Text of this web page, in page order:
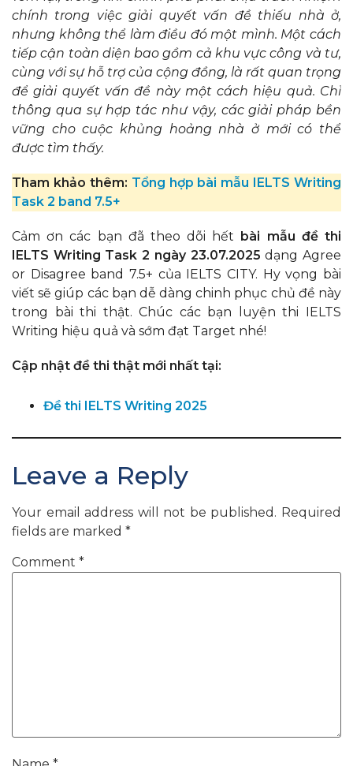
chính trong việc giải quyết vấn đề thiếu nhà ở,
nhưng không thể làm điều đó một mình. Một cách
tiếp cận toàn diện bao gồm cả khu vực công và tư,
cùng với sự hỗ trợ của cộng đồng, là rất quan trọng
để giải quyết vấn đề này một cách hiệu quả. Chỉ
thông qua sự hợp tác như vậy, các giải pháp bền
vững cho cuộc khủng hoảng nhà ở mới có thể
được tìm thấy.
Tham khảo thêm: Tổng hợp bài mẫu IELTS Writing
Task 2 band 7.5+
Cảm ơn các bạn đã theo dõi hết bài mẫu đề thi
IELTS Writing Task 2 ngày 23.07.2025 dạng Agree
or Disagree band 7.5+ của IELTS CITY. Hy vọng bài
viết sẽ giúp các bạn dễ dàng chinh phục chủ đề này
trong bài thi thật. Chúc các bạn luyện thi IELTS
Writing hiệu quả và sớm đạt Target nhé!
Cập nhật đề thi thật mới nhất tại:
Đề thi IELTS Writing 2025
Leave a Reply
Your email address will not be published. Required
fields are marked *
Comment *